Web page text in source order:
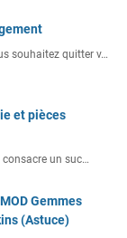
souhaitez quitter v…
et pièces
consacre un suc…
Gemmes
(Astuce)